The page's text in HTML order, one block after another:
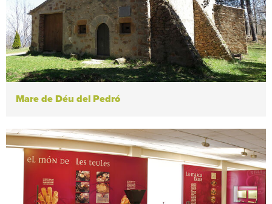
Mare de Déu del Pedró